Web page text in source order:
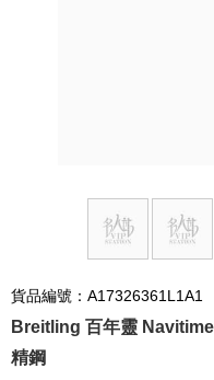
貨品編號：A17326361L1A1
Breitling 百年靈
精鋼